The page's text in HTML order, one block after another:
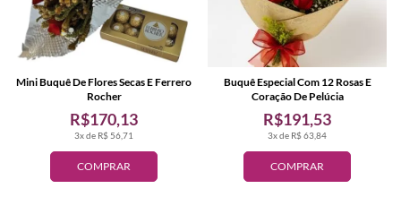
COMPRAR
3x de R$ 56,71
R$170,13
Mini Buquê De Flores Secas E Ferrero
Rocher
COMPRAR
3x de R$ 63,84
R$191,53
Buquê Especial Com 12 Rosas E
Coração De Pelúcia